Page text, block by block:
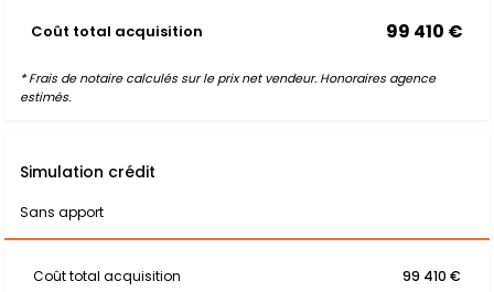
Coût total acquisition 99 410 €
* Frais de notaire calculés sur le prix net vendeur. Honoraires agence
estimés.
Simulation crédit
Sans apport
Coût total acquisition 99 410 €